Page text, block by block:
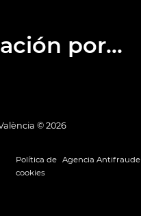
por...
© 2026
Política de
cookies
Agencia Antifraude